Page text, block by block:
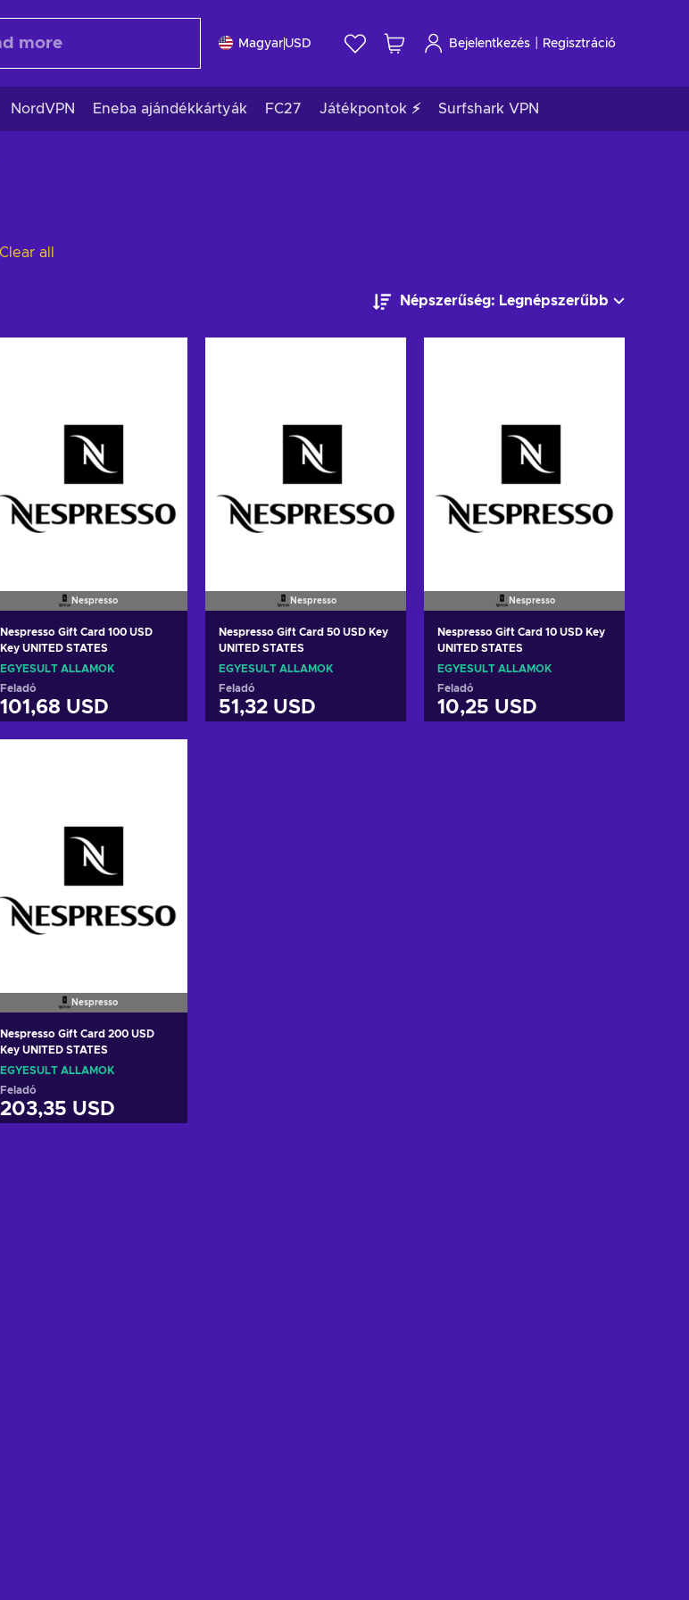
MagyarUSD Bejelentkezés Regisztráció
NordVPN Eneba ajándékkártyák FC27 Játékpontok ⚡ Surfshark VPN
Clear all
Népszerűség: Legnépszerűbb
Nespresso
Nespresso Gift Card 100 USD
Key UNITED STATES
EGYESÜLT ÁLLAMOK
Feladó
101,68 USD
Nespresso
Nespresso Gift Card 50 USD Key
UNITED STATES
EGYESÜLT ÁLLAMOK
Feladó
51,32 USD
Nespresso
Nespresso Gift Card 10 USD Key
UNITED STATES
EGYESÜLT ÁLLAMOK
Feladó
10,25 USD
Nespresso
Nespresso Gift Card 200 USD
Key UNITED STATES
EGYESÜLT ÁLLAMOK
Feladó
203,35 USD